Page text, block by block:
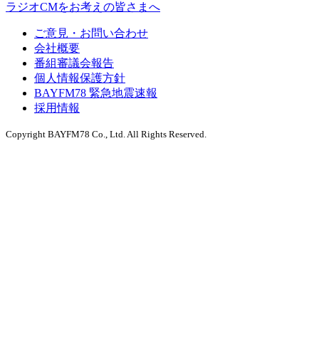
ラジオCMをお考えの皆さまへ
ご意見・お問い合わせ
会社概要
番組審議会報告
個人情報保護方針
BAYFM78 緊急地震速報
採用情報
Copyright BAYFM78 Co., Ltd. All Rights Reserved.